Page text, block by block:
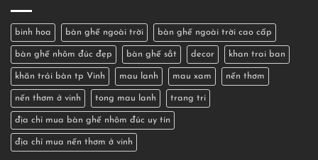
Nhôm
Đúc
Tại
TP
Vinh
Uy
Tín,
Mẫu
Đẹp,
binh hoa bàn ghế ngoài trời bàn ghế ngoài trời cao cấp
bàn ghế nhôm đúc đẹp bàn ghế sắt decor khan trai ban
khăn trải bàn tp Vinh mau lanh mau xam nến thơm
nến thơm ở vinh tong mau lanh trang tri
địa chỉ mua bàn ghế nhôm đúc uy tín
địa chỉ mua nến thơm ở vinh